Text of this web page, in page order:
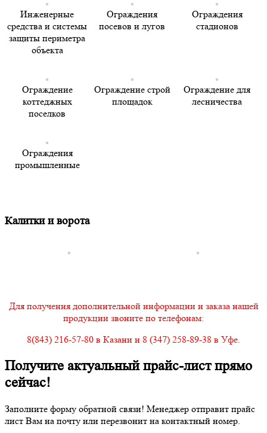
Инженерные
средства и системы
защиты периметра
объекта
Ограждения
посевов и лугов
Ограждения
стадионов
Ограждение
коттеджных
поселков
Ограждение строй
площадок
Ограждение для
лесничества
Ограждения
промышленные
Калитки и ворота
Для получения дополнительной информации и заказа нашей
продукции звоните по телефонам:
8(843) 216-57-80 в Казани и 8 (347) 258-89-38 в Уфе.
Получите актуальный прайс-лист прямо
сейчас!
Заполните форму обратной связи! Менеджер отправит прайс
лист Вам на почту или перезвонит на контактный номер.